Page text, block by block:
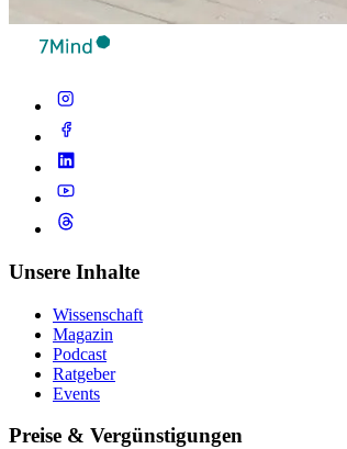
Unsere Inhalte
Wissenschaft
Magazin
Podcast
Ratgeber
Events
Preise & Vergünstigungen